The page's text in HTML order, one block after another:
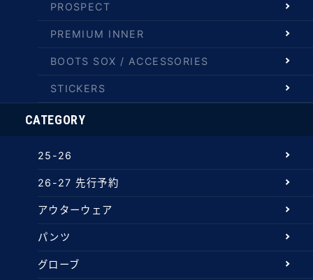
PROSPECT
PREMIUM INNER
BOOTS SOX / ACCESSORIES
STICKERS
CATEGORY
25-26
26-27 先行予約
アウターウェア
パンツ
グローブ